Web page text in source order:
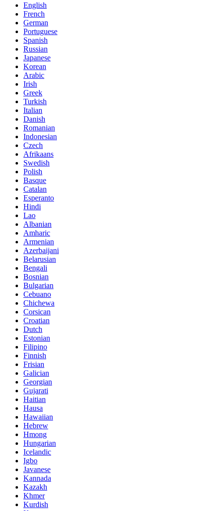
English
French
German
Portuguese
Spanish
Russian
Japanese
Korean
Arabic
Irish
Greek
Turkish
Italian
Danish
Romanian
Indonesian
Czech
Afrikaans
Swedish
Polish
Basque
Catalan
Esperanto
Hindi
Lao
Albanian
Amharic
Armenian
Azerbaijani
Belarusian
Bengali
Bosnian
Bulgarian
Cebuano
Chichewa
Corsican
Croatian
Dutch
Estonian
Filipino
Finnish
Frisian
Galician
Georgian
Gujarati
Haitian
Hausa
Hawaiian
Hebrew
Hmong
Hungarian
Icelandic
Igbo
Javanese
Kannada
Kazakh
Khmer
Kurdish